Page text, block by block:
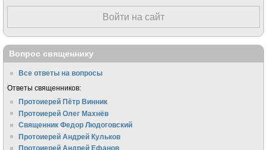
Войти на сайт
Вопрос священнику
Все ответы на вопросы
Ответы священников:
Протоиерей Пётр Винник
Протоиерей Олег Махнёв
Священник Федор Людоговский
Протоиерей Андрей Кульков
Протоиерей Андрей Ефанов